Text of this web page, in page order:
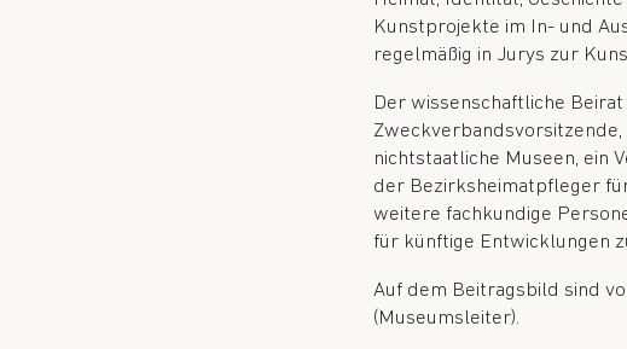
Kunstprojekte im In- und
regelmäßig in Jurys zur
Der wissenschaftliche
nichtstaatliche Museen, ein
der Bezirksheimatpfleger
weitere fachkundige
für künftige Entwicklungen
Auf dem Beitragsbild sind
(Museumsleiter).